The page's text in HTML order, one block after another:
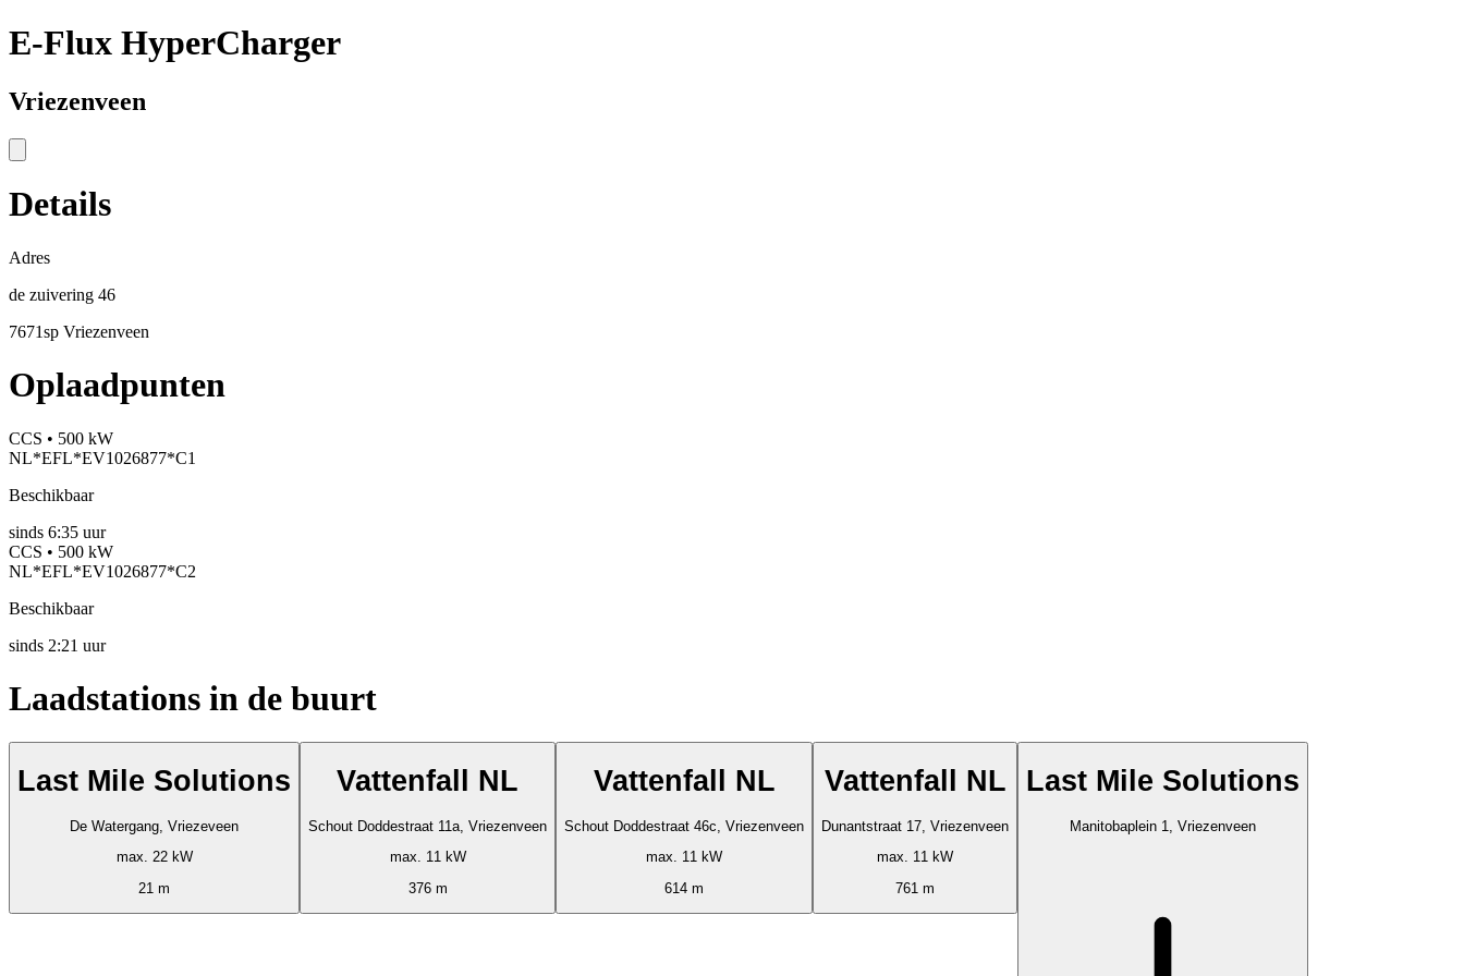
E-Flux HyperCharger
Vriezenveen
Details
Adres
de zuivering 46
7671sp Vriezenveen
Oplaadpunten
CCS • 500 kW
NL*EFL*EV1026877*C1
Beschikbaar
sinds 6:35 uur
CCS • 500 kW
NL*EFL*EV1026877*C2
Beschikbaar
sinds 2:21 uur
Laadstations in de buurt
Last Mile Solutions
De Watergang, Vriezeveen
max. 22 kW
21 m
Vattenfall NL
Schout Doddestraat 11a, Vriezenveen
max. 11 kW
376 m
Vattenfall NL
Schout Doddestraat 46c, Vriezenveen
max. 11 kW
614 m
Vattenfall NL
Dunantstraat 17, Vriezenveen
max. 11 kW
761 m
Last Mile Solutions
Manitobaplein 1, Vriezenveen